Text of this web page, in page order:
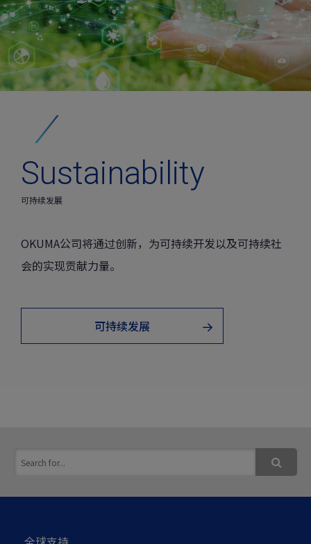
Sustainability
可持续发展
OKUMA公司将通过创新， 为可持续开发以及可持续社
会的实现贡献力量。
可持续发展